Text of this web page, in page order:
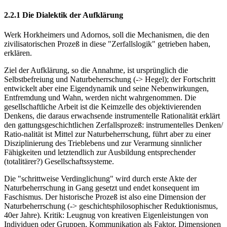
2.2.1 Die Dialektik der Aufklärung
Werk Horkheimers und Adornos, soll die Mechanismen, die den
zivilisatorischen Prozeß in diese "Zerfallslogik" getrieben haben,
erklären.
Ziel der Aufklärung, so die Annahme, ist ursprünglich die
Selbstbefreiung und Naturbeherrschung (-> Hegel); der Fortschritt
entwickelt aber eine Eigendynamik und seine Nebenwirkungen,
Entfremdung und Wahn, werden nicht wahrgenommen. Die
gesellschaftliche Arbeit ist die Keimzelle des objektivierenden
Denkens, die daraus erwachsende instrumentelle Rationalität erklärt
den gattungsgeschichtlichen Zerfallsprozeß: instrumentelles Denken/
Ratio-nalität ist Mittel zur Naturbeherrschung, führt aber zu einer
Disziplinierung des Trieblebens und zur Verarmung sinnlicher
Fähigkeiten und letztendlich zur Ausbildung entsprechender
(totalitärer?) Gesellschaftssysteme.
Die "schrittweise Verdinglichung" wird durch erste Akte der
Naturbeherrschung in Gang gesetzt und endet konsequent im
Faschismus. Der historische Prozeß ist also eine Dimension der
Naturbeherrschung (-> geschichtsphilosophischer Reduktionismus,
40er Jahre). Kritik: Leugnug von kreativen Eigenleistungen von
Individuen oder Gruppen, Kommunikation als Faktor, Dimensionen